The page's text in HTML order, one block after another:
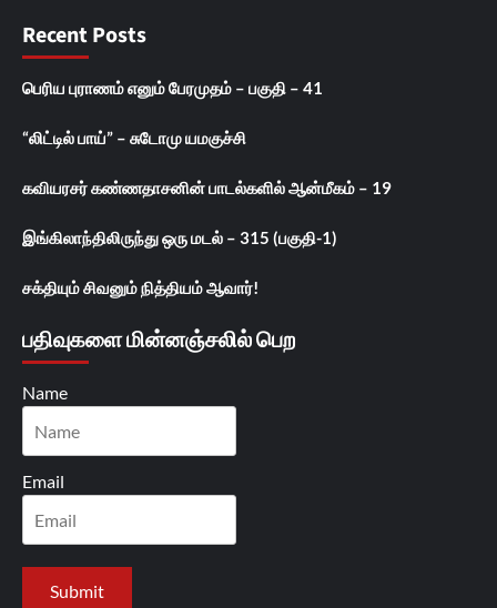
Recent Posts
பெரிய புராணம் எனும் பேரமுதம் – பகுதி – 41
“லிட்டில் பாய்” – சுடோமு யமகுச்சி
கவியரசர் கண்ணதாசனின் பாடல்களில் ஆன்மீகம் – 19
இங்கிலாந்திலிருந்து ஒரு மடல் – 315 (பகுதி-1)
சக்தியும் சிவனும் நித்தியம் ஆவார்!
பதிவுகளை மின்னஞ்சலில் பெற
Name
Email